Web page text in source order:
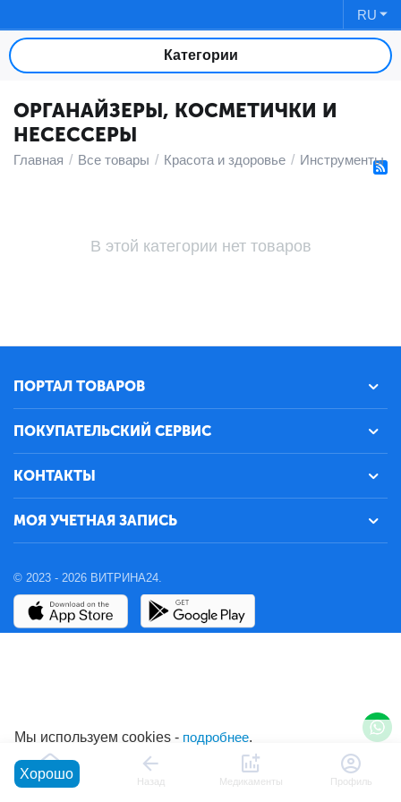
RU
Категории
ОРГАНАЙЗЕРЫ, КОСМЕТИЧКИ И
НЕСЕССЕРЫ
Главная / Все товары / Красота и здоровье / Инструменты и
В этой категории нет товаров
ПОРТАЛ ТОВАРОВ
ПОКУПАТЕЛЬСКИЙ СЕРВИС
КОНТАКТЫ
МОЯ УЧЕТНАЯ ЗАПИСЬ
© 2023 - 2026 ВИТРИНА24.
Главная Назад Медикаменты Профиль
Мы используем cookies - подробнее.
Хорошо